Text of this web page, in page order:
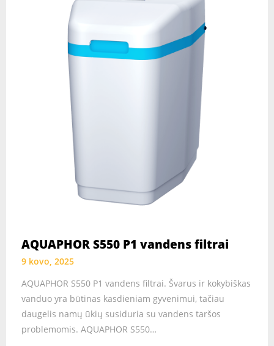
AQUAPHOR S550 P1 vandens filtrai
9 kovo, 2025
AQUAPHOR S550 P1 vandens filtrai. Švarus ir kokybiškas
vanduo yra būtinas kasdieniam gyvenimui, tačiau
daugelis namų ūkių susiduria su vandens taršos
problemomis. AQUAPHOR S550…